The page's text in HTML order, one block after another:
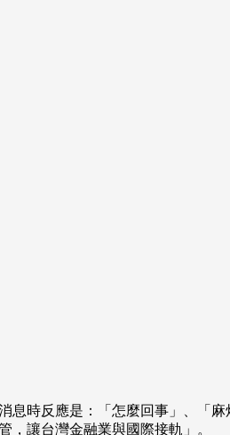
時反應是：「怎麼回事」、「
讓台灣金融業與國際接軌」。